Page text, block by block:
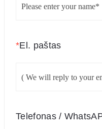
*El. paštas
Telefonas /